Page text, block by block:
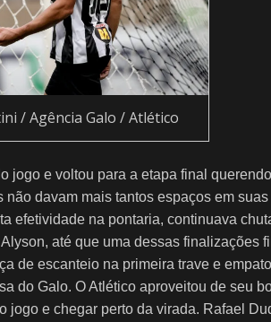
/ Agência Galo / Atlético
jogo e voltou para a etapa final
não davam mais tantos espaços em
efetividade na pontaria, continuava
até que uma dessas finalizações
de escanteio na primeira trave e
do Galo. O Atlético aproveitou de seu
jogo e chegar perto da virada. Rafael